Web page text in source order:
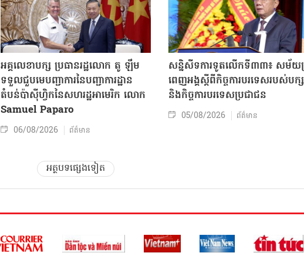
អគ្គលេខាបក្ស ប្រធានរដ្ឋលោក តូ ឡឹម
ទទួលជួបមេបញ្ជាការនៃបញ្ជាការដ្ឋាន
តំបន់ប៉ាស៊ីហ្វិកនៃសហរដ្ឋអាមេរិក លោក
Samuel Paparo
06/08/2026 ព័ត៌មាន
សន្និសីទការទូតលើកទី៣៣៖ សម័យ
ពេញអង្គស្តីពីកិច្ច​ការបរទេសរបស់​បក្ស
និងកិច្ច​ការបរទេសប្រជាជន
05/08/2026 ព័ត៌មាន
អត្ថបទផ្សេងទៀត